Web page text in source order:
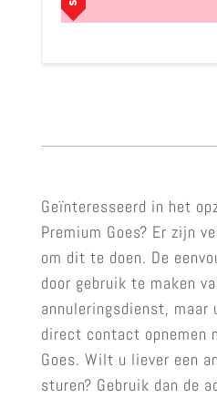
Geïnteresseerd in het
Premium Goes? Er zijn
om dit te doen. De
door gebruik te maken
annuleringsdienst,
direct contact opnemen
Goes. Wilt u liever een
sturen? Gebruik dan de